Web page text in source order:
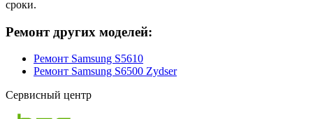
сроки.
Ремонт других моделей:
Ремонт Samsung S5610
Ремонт Samsung S6500 Zydser
Сервисный центр